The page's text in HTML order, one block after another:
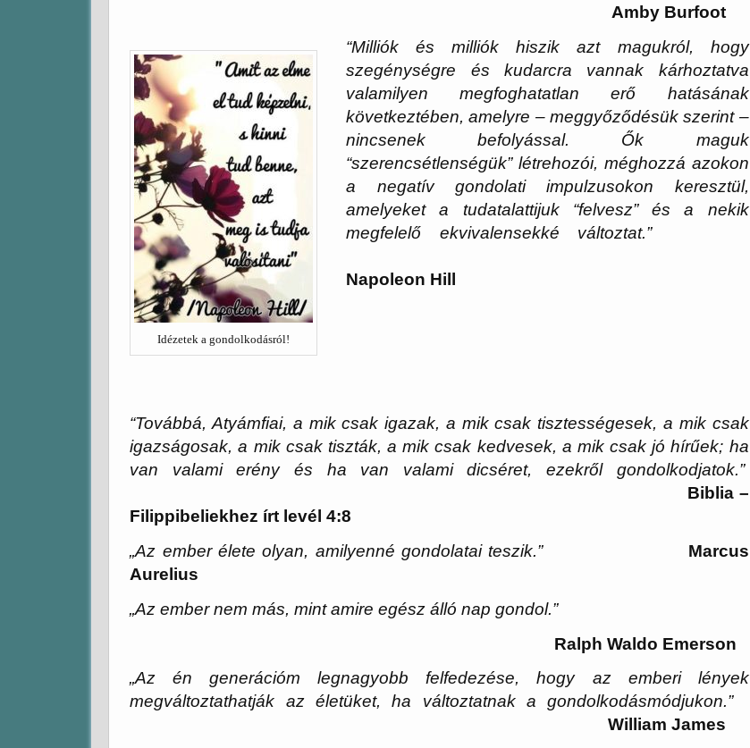
Amby Burfoot
Idézetek a gondolkodásról!
“Milliók és milliók hiszik azt magukról, hogy
szegénységre és kudarcra vannak kárhoztatva
valamilyen megfoghatatlan erő hatásának
következtében, amelyre – meggyőződésük szerint –
nincsenek befolyással. Ők maguk
“szerencsétlenségük” létrehozói, méghozzá azokon
a negatív gondolati impulzusokon keresztül,
amelyeket a tudatalattijuk “felvesz” és a nekik
megfelelő ekvivalensekké változtat.”
Napoleon Hill
“Továbbá, Atyámfiai, a mik csak igazak, a mik csak tisztességesek, a mik csak
igazságosak, a mik csak tiszták, a mik csak kedvesek, a mik csak jó hírűek; ha
van valami erény és ha van valami dicséret, ezekről gondolkodjatok.”
Biblia –
Filippibeliekhez írt levél 4:8
„Az ember élete olyan, amilyenné gondolatai teszik.”
Marcus
Aurelius
„Az ember nem más, mint amire egész álló nap gondol.”
Ralph Waldo Emerson
„Az én generációm legnagyobb felfedezése, hogy az emberi lények
megváltoztathatják az életüket, ha változtatnak a gondolkodásmódjukon.”
William James